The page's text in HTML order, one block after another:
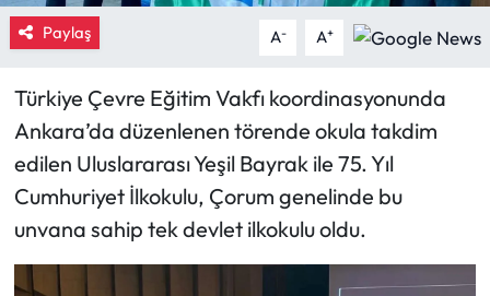
Paylaş A- A+
Türkiye Çevre Eğitim Vakfı koordinasyonunda
Ankara’da düzenlenen törende okula takdim
edilen Uluslararası Yeşil Bayrak ile 75. Yıl
Cumhuriyet İlkokulu, Çorum genelinde bu
unvana sahip tek devlet ilkokulu oldu.
Kimdir?
Kültür Sanat
Laçin Haberleri
Magazin